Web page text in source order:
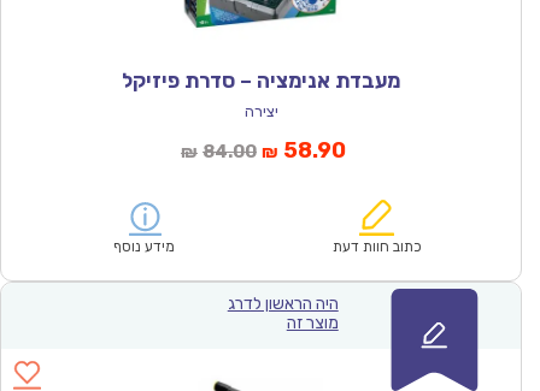
מעבדת אנימציה – סדרת פיזיקל
יצירה
₪ 84.00המחיר
₪84.00.
₪ 58.90המחיר
הוא:
כתוב חוות דעת מידע נוסף
היה הראשון לדרג
מוצר זה